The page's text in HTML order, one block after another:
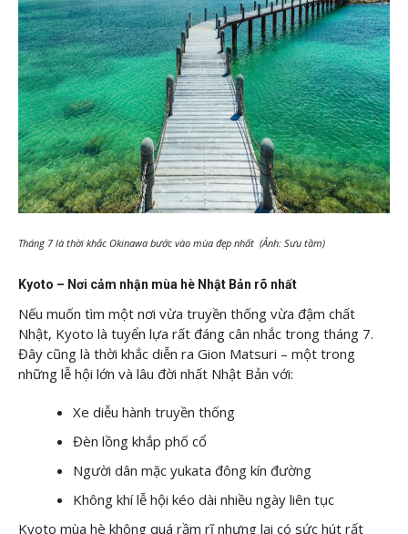
Tháng 7 là thời khắc Okinawa bước vào mùa đẹp nhất (Ảnh: Sưu tầm)
Kyoto – Nơi cảm nhận mùa hè Nhật Bản rõ nhất
Nếu muốn tìm một nơi vừa truyền thống vừa đậm chất
Nhật, Kyoto là tuyển lựa rất đáng cân nhắc trong tháng 7.
Đây cũng là thời khắc diễn ra Gion Matsuri – một trong
những lễ hội lớn và lâu đời nhất Nhật Bản với:
Xe diễu hành truyền thống
Đèn lồng khắp phố cổ
Người dân mặc yukata đông kín đường
Không khí lễ hội kéo dài nhiều ngày liên tục
Kyoto mùa hè không quá rầm rĩ nhưng lại có sức hút rất